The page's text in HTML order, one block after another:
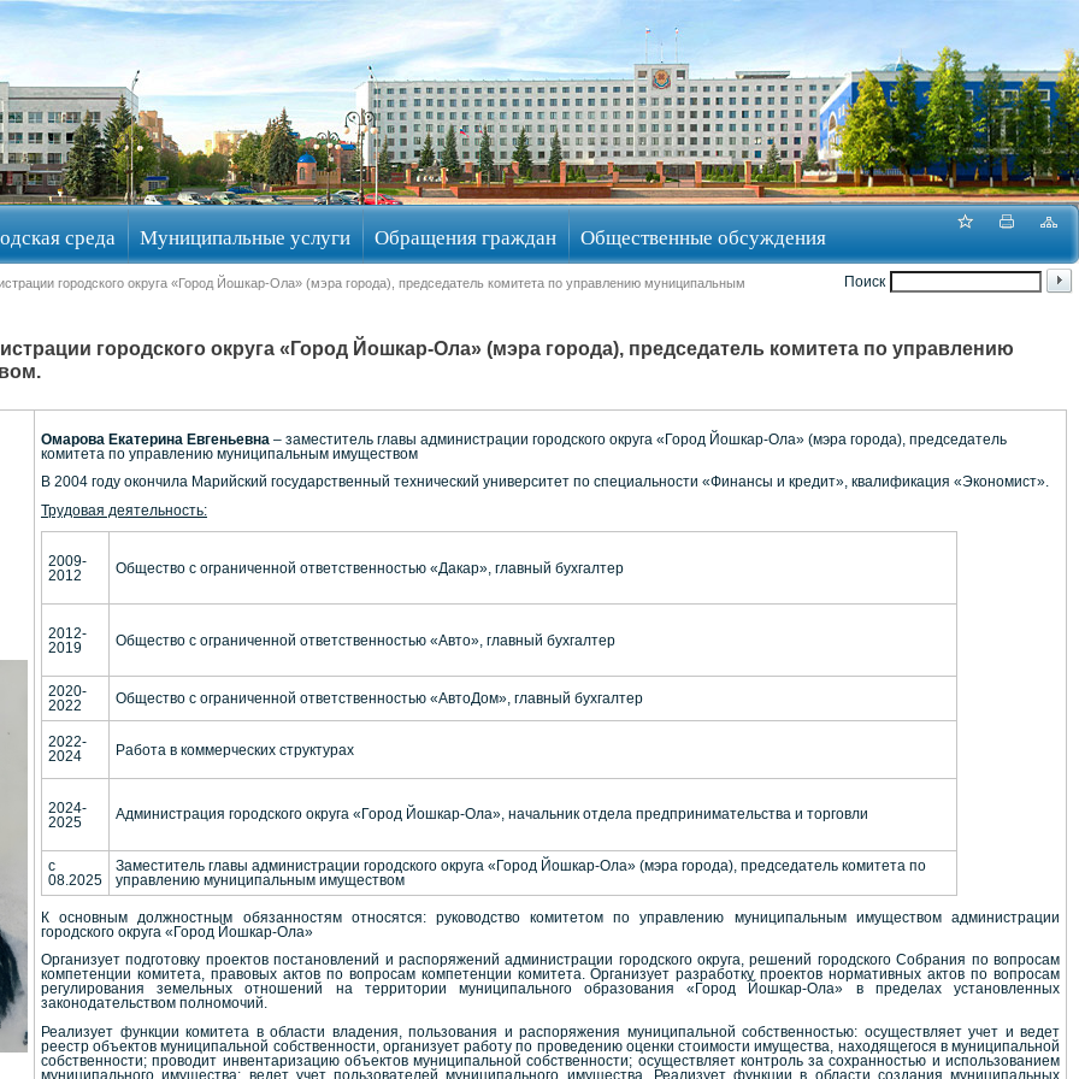
среда Муниципальные услуги Обращения граждан Общественные обсуждения
Поиск
городского округа «Город Йошкар-Ола» (мэра города), председатель комитета по управлению муниципальным
городского округа «Город Йошкар-Ола» (мэра города), председатель комитета по управлению
Омарова Екатерина Евгеньевна – заместитель главы администрации городского округа «Город Йошкар-Ола» (мэра города), председатель
комитета по управлению муниципальным имуществом
В 2004 году окончила Марийский государственный технический университет по специальности «Финансы и кредит», квалификация «Экономист».
Трудовая деятельность:
2009-
2012
Общество с ограниченной ответственностью «Дакар», главный бухгалтер
2012-
2019
Общество с ограниченной ответственностью «Авто», главный бухгалтер
2020-
2022
Общество с ограниченной ответственностью «АвтоДом», главный бухгалтер
2022-
2024
Работа в коммерческих структурах
2024-
2025
Администрация городского округа «Город Йошкар-Ола», начальник отдела предпринимательства и торговли
с
08.2025
Заместитель главы администрации городского округа «Город Йошкар-Ола» (мэра города), председатель комитета по
управлению муниципальным имуществом
К основным должностным обязанностям относятся: руководство комитетом по управлению муниципальным имуществом администрации
городского округа «Город Йошкар-Ола»
Организует подготовку проектов постановлений и распоряжений администрации городского округа, решений городского Собрания по вопросам
компетенции комитета, правовых актов по вопросам компетенции комитета. Организует разработку проектов нормативных актов по вопросам
регулирования земельных отношений на территории муниципального образования «Город Йошкар-Ола» в пределах установленных
законодательством полномочий.
Реализует функции комитета в области владения, пользования и распоряжения муниципальной собственностью: осуществляет учет и ведет
реестр объектов муниципальной собственности, организует работу по проведению оценки стоимости имущества, находящегося в муниципальной
собственности; проводит инвентаризацию объектов муниципальной собственности; осуществляет контроль за сохранностью и использованием
муниципального имущества; ведет учет пользователей муниципального имущества. Реализует функции в области создания муниципальных